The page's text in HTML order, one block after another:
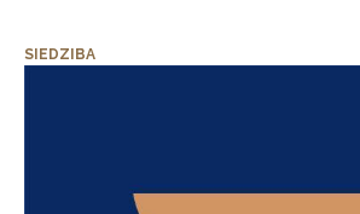
SIEDZIBA